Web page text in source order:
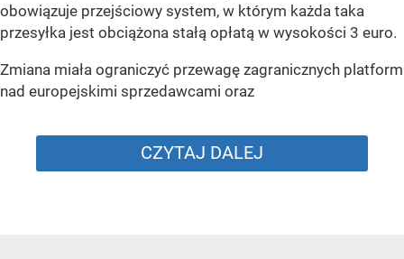
obowiązuje przejściowy system, w którym każda taka
przesyłka jest obciążona stałą opłatą w wysokości 3 euro.
Zmiana miała ograniczyć przewagę zagranicznych platform
nad europejskimi sprzedawcami oraz
CZYTAJ DALEJ